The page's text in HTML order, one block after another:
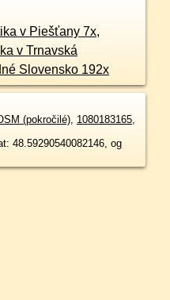
v Piešťany 7x,
v Trnavská
Slovensko 192x
(pokročilé), 1080183165,
48.59290540082146, og